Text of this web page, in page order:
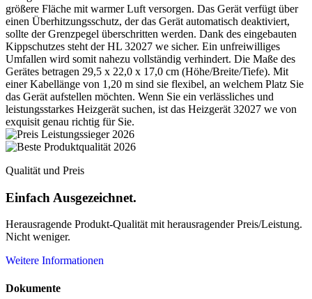
größere Fläche mit warmer Luft versorgen. Das Gerät verfügt über
einen Überhitzungsschutz, der das Gerät automatisch deaktiviert,
sollte der Grenzpegel überschritten werden. Dank des eingebauten
Kippschutzes steht der HL 32027 we sicher. Ein unfreiwilliges
Umfallen wird somit nahezu vollständig verhindert. Die Maße des
Gerätes betragen 29,5 x 22,0 x 17,0 cm (Höhe/Breite/Tiefe). Mit
einer Kabellänge von 1,20 m sind sie flexibel, an welchem Platz Sie
das Gerät aufstellen möchten. Wenn Sie ein verlässliches und
leistungsstarkes Heizgerät suchen, ist das Heizgerät 32027 we von
exquisit genau richtig für Sie.
Qualität und Preis
Einfach Ausgezeichnet.
Herausragende Produkt-Qualität mit herausragender Preis/Leistung.
Nicht weniger.
Weitere Informationen
Dokumente